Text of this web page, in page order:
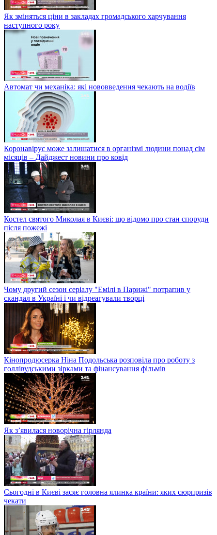
Як зміняться ціни в закладах громадського харчування
наступного року
Автомат чи механіка: які нововведення чекають на водіїв
Коронавірус може залишатися в організмі людини понад сім
місяців – Дайджест новини про ковід
Костел святого Миколая в Києві: що відомо про стан споруди
після пожежі
Чому другий сезон серіалу "Емілі в Парижі" потрапив у
скандал в Україні і чи відреагували творці
Кінопродюсерка Ніна Подольська розповіла про роботу з
голлівудськими зірками та фінансування фільмів
Як з’явилася новорічна гірлянда
Сьогодні в Києві засяє головна ялинка країни: яких сюрпризів
чекати